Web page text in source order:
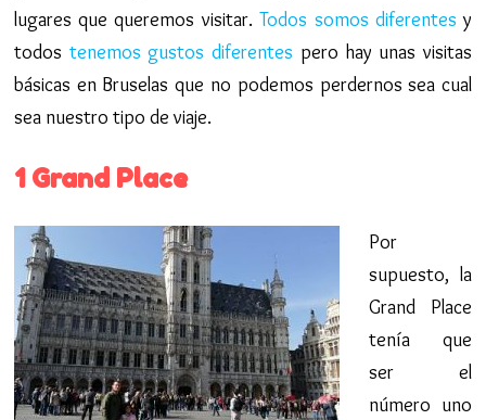
lugares que queremos visitar.Todos somos diferentes y
todos tenemos gustos diferentes pero hay unas visitas
básicas en Bruselas que no podemos perdernos sea cual
sea nuestro tipo de viaje.
1 Grand Place
Por
supuesto, la
Grand Place
tenía que
ser el
número uno